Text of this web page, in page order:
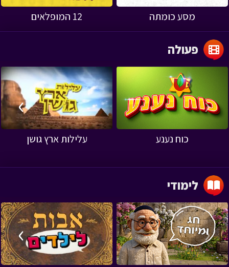
מסע כומתה 12 המופלאים
כוח נענע עלילות ארץ גושן
‹
›
‹
›